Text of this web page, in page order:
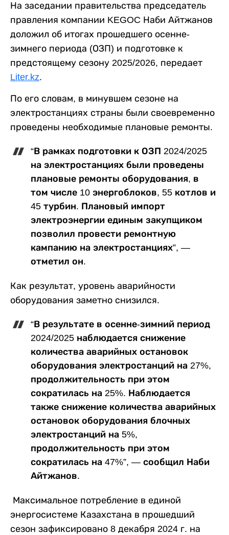
На заседании правительства председатель
правления компании KEGOC Наби Айтжанов
доложил об итогах прошедшего осенне-
зимнего периода (ОЗП) и подготовке к
предстоящему сезону 2025/2026, передает
Liter.kz.
По его словам, в минувшем сезоне на
электростанциях страны были своевременно
проведены необходимые плановые ремонты.
“В рамках подготовки к ОЗП 2024/2025
на электростанциях были проведены
плановые ремонты оборудования, в
том числе 10 энергоблоков, 55 котлов и
45 турбин. Плановый импорт
электроэнергии единым закупщиком
позволил провести ремонтную
кампанию на электростанциях”, —
отметил он.
Как результат, уровень аварийности
оборудования заметно снизился.
“В результате в осенне-зимний период
2024/2025 наблюдается снижение
количества аварийных остановок
оборудования электростанций на 27%,
продолжительность при этом
сократилась на 25%. Наблюдается
также снижение количества аварийных
остановок оборудования блочных
электростанций на 5%,
продолжительность при этом
сократилась на 47%”, — сообщил Наби
Айтжанов.
Максимальное потребление в единой
энергосистеме Казахстана в прошедший
сезон зафиксировано 8 декабря 2024 г. на